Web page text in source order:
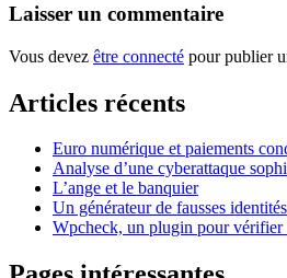
Laisser un commentaire
Vous devez être connecté pour publier
Articles récents
Euro numérique et paiements
Analyse d’une cyberattaque
L’ange et le banquier
Un générateur de fausses identités
Wpcheck, un plugin pour vérifier